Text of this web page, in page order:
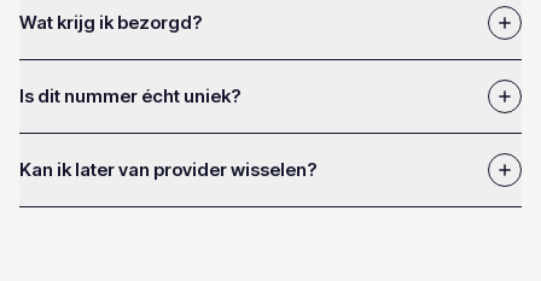
Wat krijg ik bezorgd?
Is dit nummer écht uniek?
Kan ik later van provider wisselen?